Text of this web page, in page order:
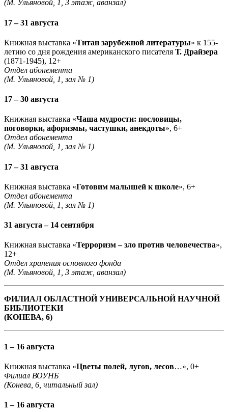
(М. Ульяновой, 1, 3 этаж, аванзал)
17 – 31 августа
Книжная выставка «Титан зарубежной литературы» к 155-
летию со дня рождения американского писателя Т. Драйзера
(1871-1945), 12+
Отдел абонемента
(М. Ульяновой, 1, зал № 1)
17 – 30 августа
Книжная выставка «Чаша мудрости: пословицы,
поговорки, афоризмы, частушки, анекдоты», 6+
Отдел абонемента
(М. Ульяновой, 1, зал № 1)
17 – 31 августа
Книжная выставка «Готовим малышей к школе», 6+
Отдел абонемента
(М. Ульяновой, 1, зал № 1)
31 августа – 14 сентября
Книжная выставка «Терроризм – зло против человечества»,
12+
Отдел хранения основного фонда
(М. Ульяновой, 1, 3 этаж, аванзал)
ФИЛИАЛ ОБЛАСТНОЙ УНИВЕРСАЛЬНОЙ НАУЧНОЙ
БИБЛИОТЕКИ
(КОНЕВА, 6)
1 – 16 августа
Книжная выставка «Цветы полей, лугов, лесов…», 0+
Филиал ВОУНБ
(Конева, 6, читальный зал)
1 – 16 августа